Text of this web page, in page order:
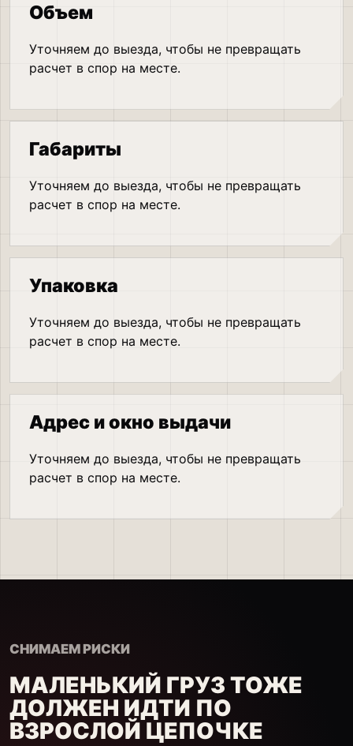
Объем
Уточняем до выезда, чтобы не превращать
расчет в спор на месте.
Габариты
Уточняем до выезда, чтобы не превращать
расчет в спор на месте.
Упаковка
Уточняем до выезда, чтобы не превращать
расчет в спор на месте.
Адрес и окно выдачи
Уточняем до выезда, чтобы не превращать
расчет в спор на месте.
СНИМАЕМ РИСКИ
МАЛЕНЬКИЙ ГРУЗ ТОЖЕ
ДОЛЖЕН ИДТИ ПО
ВЗРОСЛОЙ ЦЕПОЧКЕ